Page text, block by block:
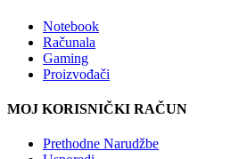
Notebook
Računala
Gaming
Proizvođači
MOJ KORISNIČKI RAČUN
Prethodne Narudžbe